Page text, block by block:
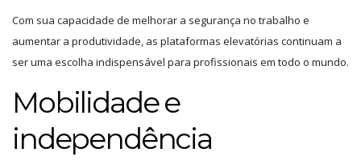
Com sua capacidade de melhorar a segurança no trabalho e
aumentar a produtividade, as plataformas elevatórias continuam a
ser uma escolha indispensável para profissionais em todo o mundo.
Mobilidade e
independência